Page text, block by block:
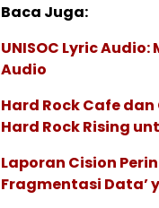
Baca Juga:
UNISOC Lyric
Audio
Hard Rock Cafe
Hard Rock Rising
Laporan Cision
Fragmentasi Data’